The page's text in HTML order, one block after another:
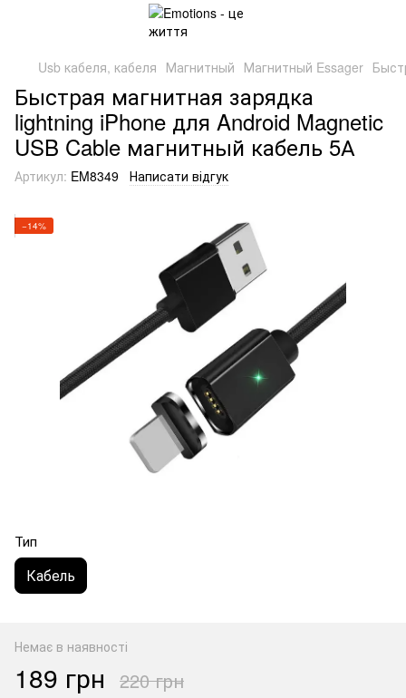
Usb кабеля, кабеля Магнитный Магнитный Essager
Быстрая магнитная зарядка
lightning iPhone для Android Magnetic
USB Cable магнитный кабель 5А
Артикул: EM8349 Написати відгук
−14%
Тип
Кабель
Немає в наявності
189 грн 220 грн